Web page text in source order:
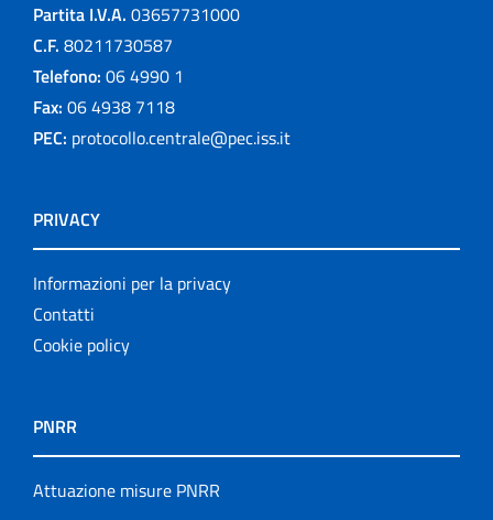
Partita I.V.A. 03657731000
C.F. 80211730587
Telefono: 06 4990 1
Fax: 06 4938 7118
PEC: protocollo.centrale@pec.iss.it
PRIVACY
Informazioni per la privacy
Contatti
Cookie policy
PNRR
Attuazione misure PNRR